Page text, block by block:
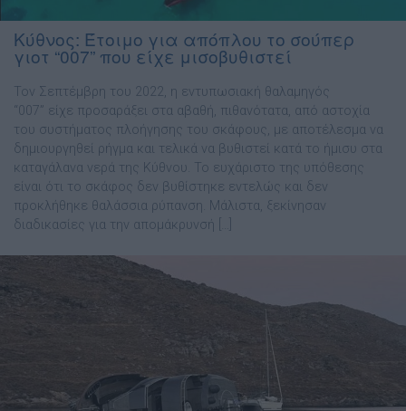
Κύθνος: Έτοιμο για απόπλου το σούπερ
γιοτ “007” που είχε μισοβυθιστεί
Τον Σεπτέμβρη του 2022, η εντυπωσιακή θαλαμηγός
“007” είχε προσαράξει στα αβαθή, πιθανότατα, από αστοχία
του συστήματος πλοήγησης του σκάφους, με αποτέλεσμα να
δημιουργηθεί ρήγμα και τελικά να βυθιστεί κατά το ήμισυ στα
καταγάλανα νερά της Κύθνου. Το ευχάριστο της υπόθεσης
είναι ότι το σκάφος δεν βυθίστηκε εντελώς και δεν
προκλήθηκε θαλάσσια ρύπανση. Μάλιστα, ξεκίνησαν
διαδικασίες για την απομάκρυνσή […]